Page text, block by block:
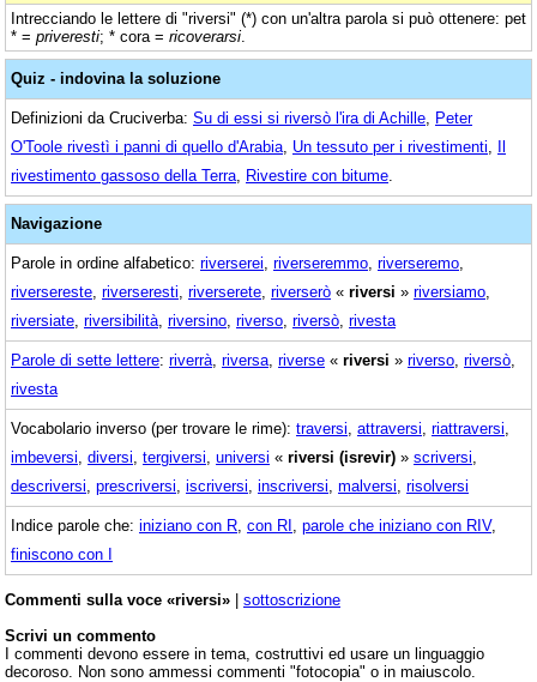
Intrecciando le lettere di "riversi" (*) con un'altra parola si può ottenere: pet
* = priveresti; * cora = ricoverarsi
Quiz - indovina la soluzione
Definizioni da Cruciverba: Su di essi si riversò l'ira di Achille Peter
O'Toole rivestì i panni di quello d'Arabia Un tessuto per i rivestimenti
Il
rivestimento gassoso della Terra Rivestire con bitume
Navigazione
Parole in ordine alfabetico: riverserei riverseremmo riverseremo
riversereste riverseresti riverserete riverserò « riversi » riversiamo
riversiate riversibilità riversino riverso riversò rivesta
Parole di sette lettere: riverrà riversa riverse « riversi » riverso riversò
rivesta
Vocabolario inverso (per trovare le rime): traversi attraversi riattraversi
imbeversi diversi tergiversi universi « riversi (isrevir) » scriversi
descriversi prescriversi iscriversi inscriversi malversi risolversi
Indice parole che: iniziano con R con RI parole che iniziano con RIV,
finiscono con I
Commenti sulla voce «riversi» | sottoscrizione
Scrivi un commento
I commenti devono essere in tema, costruttivi ed usare un linguaggio
decoroso. Non sono ammessi commenti "fotocopia" o in maiuscolo.